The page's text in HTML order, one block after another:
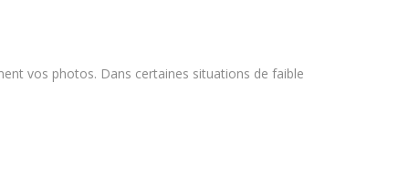
vos photos. Dans certaines situations de faible